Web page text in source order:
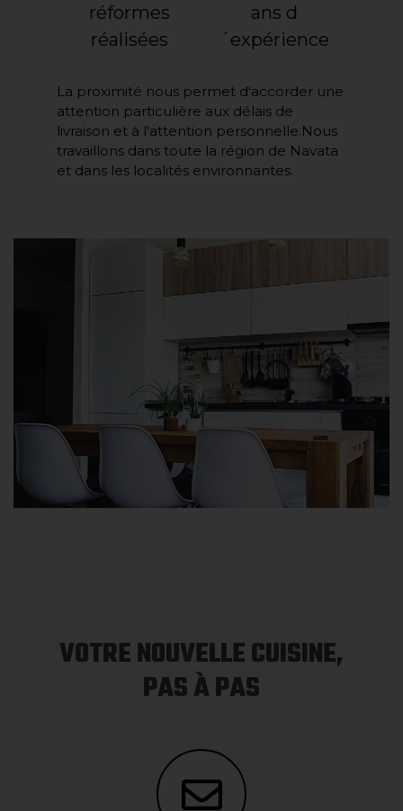
réformes
réalisées
ans d
´expérience
La proximité nous permet d'accorder une
attention particulière aux délais de
livraison et à l'attention personnelle.Nous
travaillons dans toute la région de Navata
et dans les localités environnantes.
VOTRE NOUVELLE CUISINE,
PAS À PAS